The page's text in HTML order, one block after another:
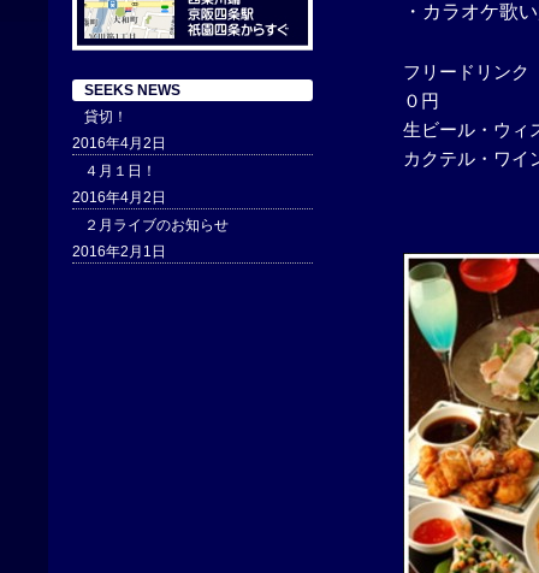
・カラオケ歌
フリードリンク
０円
生ビール・ウィ
カクテル・ワイ
SEEKS NEWS
貸切！
2016年4月2日
４月１日！
2016年4月2日
２月ライブのお知らせ
2016年2月1日